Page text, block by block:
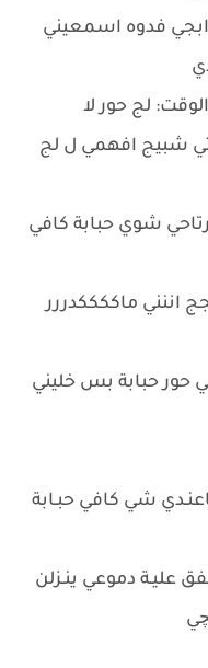
ابجي فدوه اسمعيني
لج حور لا
شبيج افهمي ل لج
شوي حبابة كافي
ماككككدررر
حور حبابة بس خليني
شي كافي حبـابة
دموعي ينـزلن